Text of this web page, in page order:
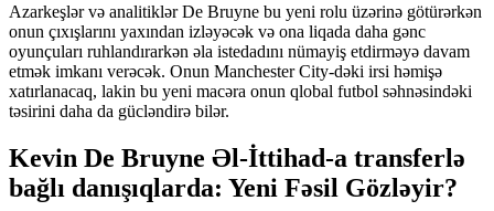
Azarkeşlər və analitiklər De Bruyne bu yeni rolu üzərinə götürərkən
onun çıxışlarını yaxından izləyəcək və ona liqada daha gənc
oyunçuları ruhlandırarkən əla istedadını nümayiş etdirməyə davam
etmək imkanı verəcək. Onun Manchester City-dəki irsi həmişə
xatırlanacaq, lakin bu yeni macəra onun qlobal futbol səhnəsindəki
təsirini daha da gücləndirə bilər.
Kevin De Bruyne Əl-İttihad-a transferlə
bağlı danışıqlarda: Yeni Fəsil Gözləyir?